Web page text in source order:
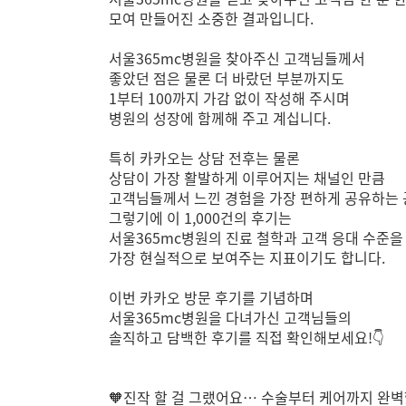
모여 만들어진 소중한 결과입니다.
서울365mc병원을 찾아주신 고객님들께서
좋았던 점은 물론 더 바랐던 부분까지도
1부터 100까지 가감 없이 작성해 주시며
병원의 성장에 함께해 주고 계십니다.
특히 카카오는 상담 전후는 물론
상담이 가장 활발하게 이루어지는 채널인 만큼
고객님들께서 느낀 경험을 가장 편하게 공유하는
그렇기에 이 1,000건의 후기는
서울365mc병원의 진료 철학과 고객 응대 수준을
가장 현실적으로 보여주는 지표이기도 합니다.
이번 카카오 방문 후기를 기념하며
서울365mc병원을 다녀가신 고객님들의
솔직하고 담백한 후기를 직접 확인해보세요!👇
🧡진작 할 걸 그랬어요… 수술부터 케어까지 완